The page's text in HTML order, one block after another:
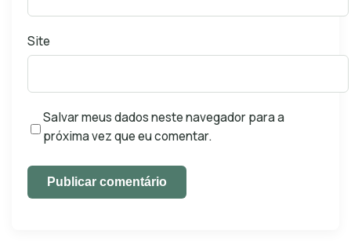
Site
Salvar meus dados neste navegador para a
próxima vez que eu comentar.
Publicar comentário